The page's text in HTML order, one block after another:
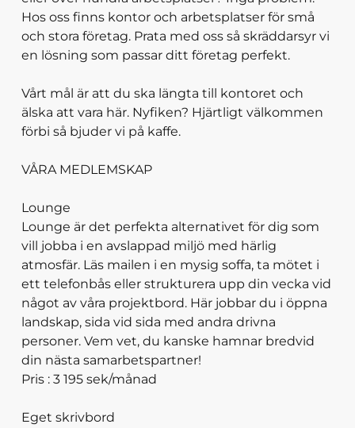
Hos oss finns kontor och arbetsplatser för små
och stora företag. Prata med oss så skräddarsyr vi
en lösning som passar ditt företag perfekt.
Vårt mål är att du ska längta till kontoret och
älska att vara här. Nyfiken? Hjärtligt välkommen
förbi så bjuder vi på kaffe.
VÅRA MEDLEMSKAP
Lounge
Lounge är det perfekta alternativet för dig som
vill jobba i en avslappad miljö med härlig
atmosfär. Läs mailen i en mysig soffa, ta mötet i
ett telefonbås eller strukturera upp din vecka vid
något av våra projektbord. Här jobbar du i öppna
landskap, sida vid sida med andra drivna
personer. Vem vet, du kanske hamnar bredvid
din nästa samarbetspartner!
Pris : 3 195 sek/månad
Eget skrivbord